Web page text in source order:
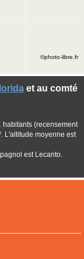
et au comté
habitants (recensement
L'altitude moyenne est
est Lecanto.
©photo-libre.fr